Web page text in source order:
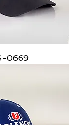
0669